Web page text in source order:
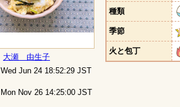
大瀬 由生子
Wed Jun 24 18:52:29 JST
Mon Nov 26 14:25:00 JST
種類
季節
火と包丁